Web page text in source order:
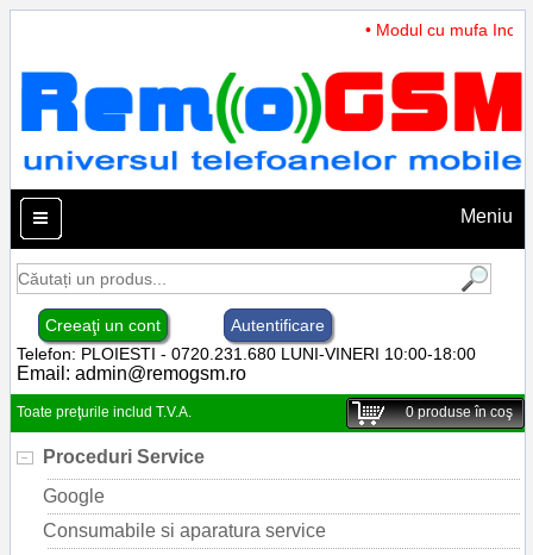
• Modul cu mufa
Meniu
Creeaţi un cont
Autentificare
Telefon: PLOIESTI - 0720.231.680 LUNI-VINERI 10:00-18:00
Email: admin@remogsm.ro
Toate preţurile includ T.V.A. 0produse în coş
Proceduri Service
Google
Consumabile si aparatura service